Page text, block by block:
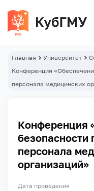
Главная Университет
Конференция
персонала медицинских
Конференция
безопасности
персонала
организаций»
Дата проведения